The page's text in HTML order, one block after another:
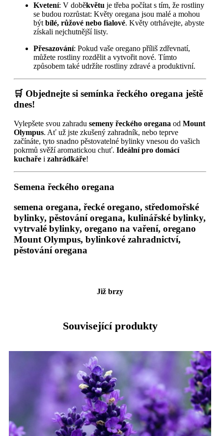
Kvetení: V doběkvětu je třeba počítat s tím, že rostliny
se budou rozrůstat: Květy oregana jsou malé a mohou
být bílé, růžové nebo fialové. Květy otrhávejte, abyste
získali nejchutnější listy.
Přesazování: Pokud vaše oregano příliš zdřevnatí,
můžete rostliny rozdělit a vytvořit nové. Tímto
způsobem také udržíte rostliny zdravé a produktivní.
🛒 Objednejte si semínka řeckého oregana ještě
dnes!
Vylepšete svou zahradu semeny řeckého oregana od Mount
Olympus. Ať už jste zkušený zahradník, nebo teprve
začínáte, tyto snadno pěstovatelné bylinky vnesou do vašich
pokrmů svěží aromatickou chuť. Ideální pro domácí
kuchaře i zahrádkáře!
Semena řeckého oregana
semena oregana, řecké oregano, středomořské
bylinky, pěstování oregana, kulinářské bylinky,
vytrvalé bylinky, oregano na vaření, oregano
Mount Olympus, bylinkové zahradnictví,
pěstování oregana
Již brzy
Související produkty